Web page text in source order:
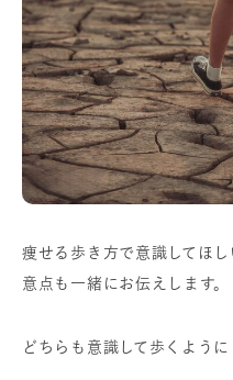
痩せる歩き方で意識してほ
意点も一緒にお伝えします。
どちらも意識して歩くように